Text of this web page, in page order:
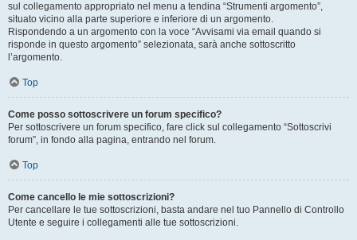
sul collegamento appropriato nel menu a tendina “Strumenti argomento”,
situato vicino alla parte superiore e inferiore di un argomento.
Rispondendo a un argomento con la voce “Avvisami via email quando si
risponde in questo argomento” selezionata, sarà anche sottoscritto
l’argomento.
Top
Come posso sottoscrivere un forum specifico?
Per sottoscrivere un forum specifico, fare click sul collegamento “Sottoscrivi
forum”, in fondo alla pagina, entrando nel forum.
Top
Come cancello le mie sottoscrizioni?
Per cancellare le tue sottoscrizioni, basta andare nel tuo Pannello di Controllo
Utente e seguire i collegamenti alle tue sottoscrizioni.